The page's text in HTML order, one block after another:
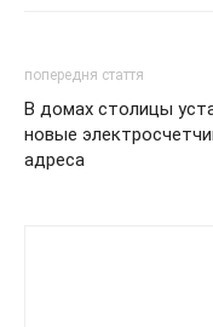
попередня стаття
В домах столицы
новые
адреса